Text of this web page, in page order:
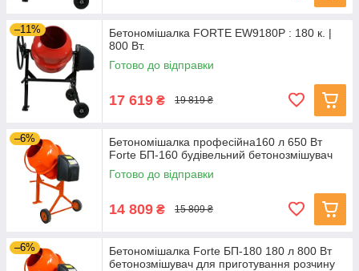
–11%
Бетономішалка FORTE EW9180P : 180 к. |
800 Вт.
Готово до відправки
17 619 ₴ 19 819 ₴
–6%
Бетономішалка професійна160 л 650 Вт
Forte БП-160 будівельний бетонозмішувач
Готово до відправки
14 809 ₴ 15 809 ₴
–6%
Бетономішалка Forte БП-180 180 л 800 Вт
бетонозмішувач для приготування розчину